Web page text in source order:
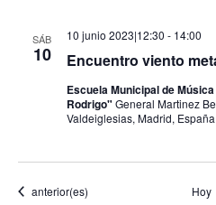
SÁB
10 Encuentro viento
10 junio 2023|12:30 - 14:00
Escuela Municipal de
Rodrigo" General Martinez
Valdeiglesias, Madrid, España
Eventos
anterior(es) Hoy